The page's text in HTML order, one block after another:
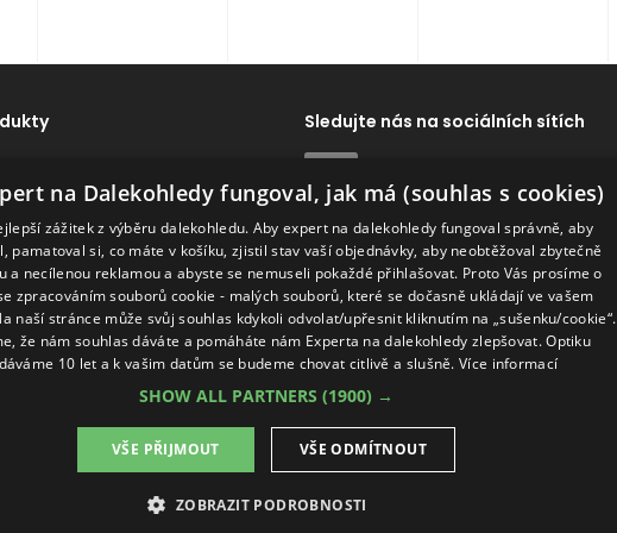
Dálkoměry
Naše značky
Sledujte nás na sociálních sítích
na Dalekohledy fungoval, jak má (souhlas s cookies)
zážitek z výběru dalekohledu. Aby expert na dalekohledy fungoval správně, aby
pamatoval si, co máte v košíku, zjistil stav vaší objednávky, aby neobtěžoval zbytečně
a necílenou reklamou a abyste se nemuseli pokaždé přihlašovat. Proto Vás prosíme o
zpracováním souborů cookie - malých souborů, které se dočasně ukládají ve vašem
naší stránce může svůj souhlas kdykoli odvolat/upřesnit kliknutím na „sušenku/cookie“.
že nám souhlas dáváte a pomáháte nám Experta na dalekohledy zlepšovat. Optiku
10 let a k vašim datům se budeme chovat citlivě a slušně.Více informací
SHOW ALL PARTNERS (1900) →
VŠE PŘIJMOUT VŠE ODMÍTNOUT
ZOBRAZIT PODROBNOSTI